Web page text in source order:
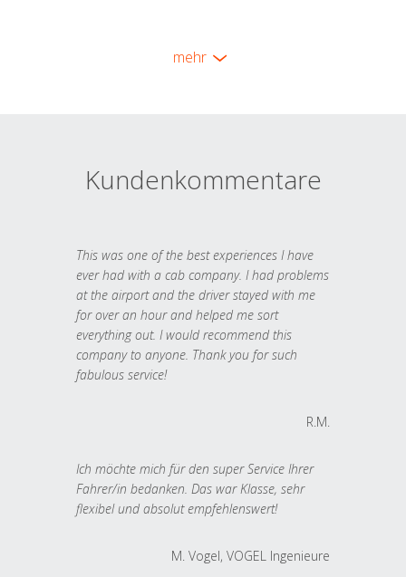
mehr
Kundenkommentare
This was one of the best experiences I have
ever had with a cab company. I had problems
at the airport and the driver stayed with me
for over an hour and helped me sort
everything out. I would recommend this
company to anyone. Thank you for such
fabulous service!
R.M.
Ich möchte mich für den super Service Ihrer
Fahrer/in bedanken. Das war Klasse, sehr
flexibel und absolut empfehlenswert!
M. Vogel, VOGEL Ingenieure